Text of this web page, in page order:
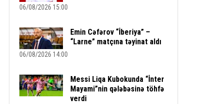
06/08/2026 15:00
Emin Cəfərov “İberiya” –
“Larne” matçına təyinat aldı
06/08/2026 14:00
Messi Liqa Kubokunda “İnter
Mayami”nin qələbəsinə töhfə
verdi